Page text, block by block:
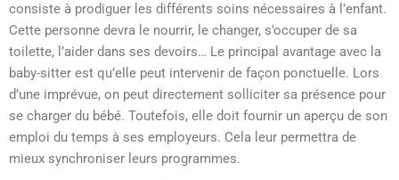
consiste à prodiguer les différents soins nécessaires à l’enfant.
Cette personne devra le nourrir, le changer, s’occuper de sa
toilette, l’aider dans ses devoirs… Le principal avantage avec la
baby-sitter est qu’elle peut intervenir de façon ponctuelle. Lors
d’une imprévue, on peut directement solliciter sa présence pour
se charger du bébé. Toutefois, elle doit fournir un aperçu de son
emploi du temps à ses employeurs. Cela leur permettra de
mieux synchroniser leurs programmes.